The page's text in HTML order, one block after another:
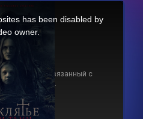
has been disabled by
owner.